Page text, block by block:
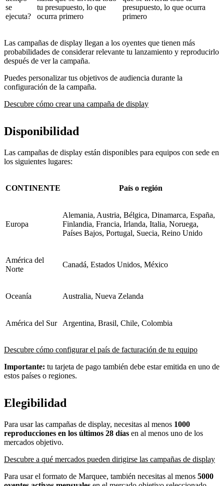
se
ejecuta?
tu presupuesto, lo que
ocurra primero
presupuesto, lo que ocurra
primero
Las campañas de display llegan a los oyentes que tienen más
probabilidades de considerar relevante tu lanzamiento y reproducirlo
después de ver la campaña.
Puedes personalizar tus objetivos de audiencia durante la
configuración de la campaña.
Descubre cómo crear una campaña de display
Disponibilidad
Las campañas de display están disponibles para equipos con sede en
los siguientes lugares:
CONTINENTE País o región
Europa
Alemania, Austria, Bélgica, Dinamarca, España,
Finlandia, Francia, Irlanda, Italia, Noruega,
Países Bajos, Portugal, Suecia, Reino Unido
América del
Norte
Canadá, Estados Unidos, México
Oceanía Australia, Nueva Zelanda
América del Sur Argentina, Brasil, Chile, Colombia
Descubre cómo configurar el país de facturación de tu equipo
Importante: tu tarjeta de pago también debe estar emitida en uno de
estos países o regiones.
Elegibilidad
Para usar las campañas de display, necesitas al menos 1000
reproducciones en los últimos 28 días en al menos uno de los
mercados objetivo.
Descubre a qué mercados pueden dirigirse las campañas de display
Para usar el formato de Marquee, también necesitas al menos 5000